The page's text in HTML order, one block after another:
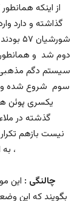
از اینکه
گذاشته و دارد
دوم شد و
سیستم دگم مذهبی
سوم شروع شده و
یکسری پوئن
گذشته در
نیست بازهم
به این اوضاع تن دربدهند و ادامه پیدا کند حکومتشان ،
چالنگی : این
بگویند که این